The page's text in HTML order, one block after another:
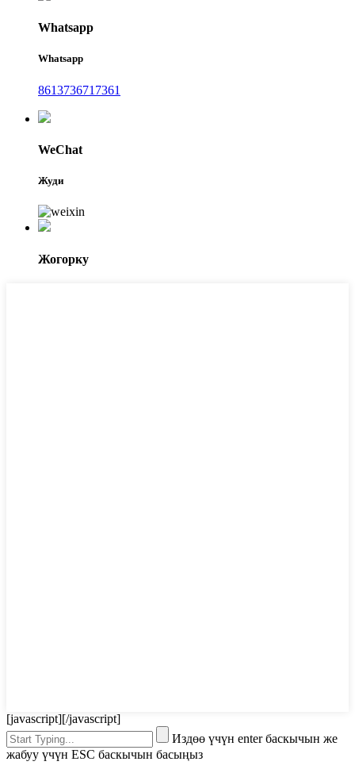
Whatsapp
Whatsapp
8613736717361
WeChat
Жуди
Жогорку
[javascript][/javascript]
Издөө үчүн enter баскычын же
жабуу үчүн ESC баскычын басыңыз